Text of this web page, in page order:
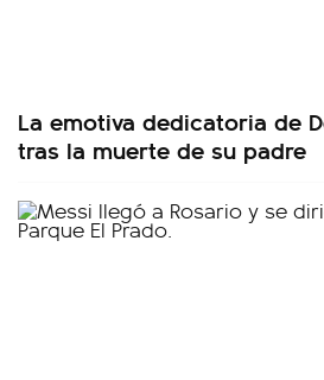
La emotiva dedicatoria de
tras la muerte de su padre